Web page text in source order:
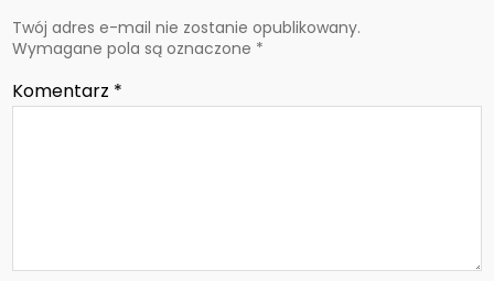
Twój adres e-mail nie zostanie opublikowany.
Wymagane pola są oznaczone *
Komentarz *